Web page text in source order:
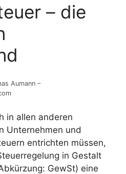
– die
Aumann –
in allen anderen
Unternehmen und
entrichten müssen,
in Gestalt
GewSt) eine